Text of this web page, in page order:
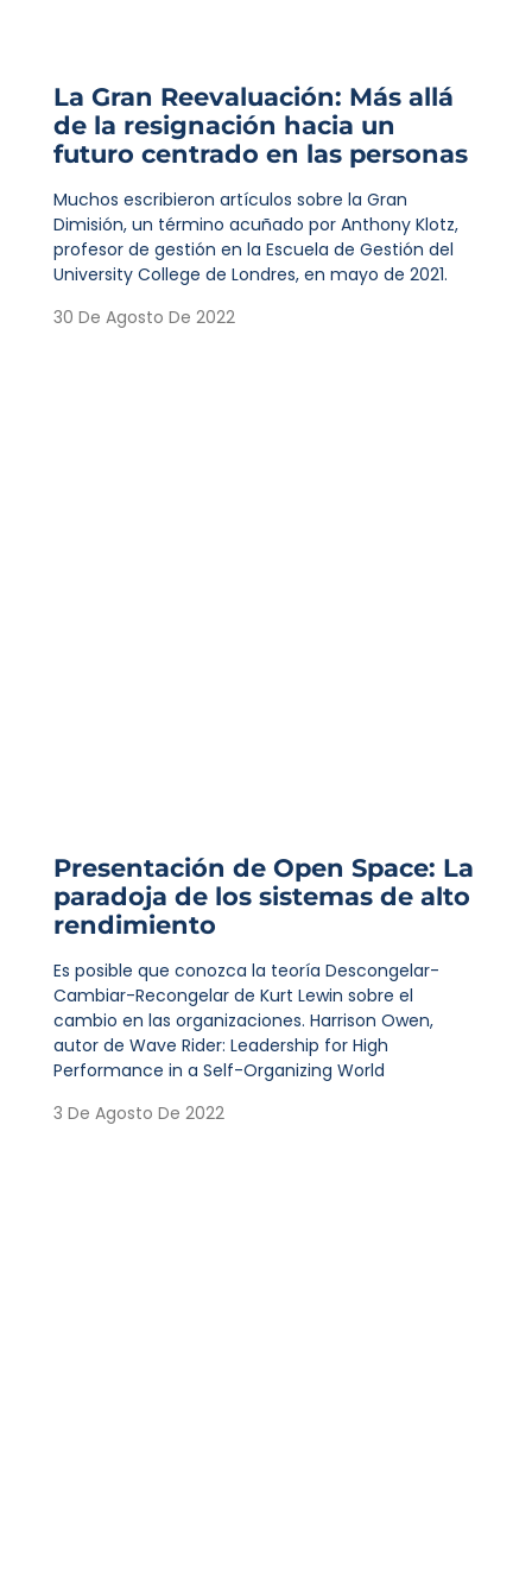
La Gran Reevaluación: Más allá
de la resignación hacia un
futuro centrado en las personas
Muchos escribieron artículos sobre la Gran
Dimisión, un término acuñado por Anthony Klotz,
profesor de gestión en la Escuela de Gestión del
University College de Londres, en mayo de 2021.
30 De Agosto De 2022
Presentación de Open Space: La
paradoja de los sistemas de alto
rendimiento
Es posible que conozca la teoría Descongelar-
Cambiar-Recongelar de Kurt Lewin sobre el
cambio en las organizaciones. Harrison Owen,
autor de Wave Rider: Leadership for High
Performance in a Self-Organizing World
3 De Agosto De 2022